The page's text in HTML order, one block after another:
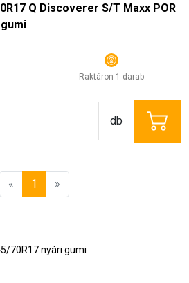
Q Discoverer S/T Maxx POR
Raktáron 1 darab
db
« 1 »
70R17 nyári gumi